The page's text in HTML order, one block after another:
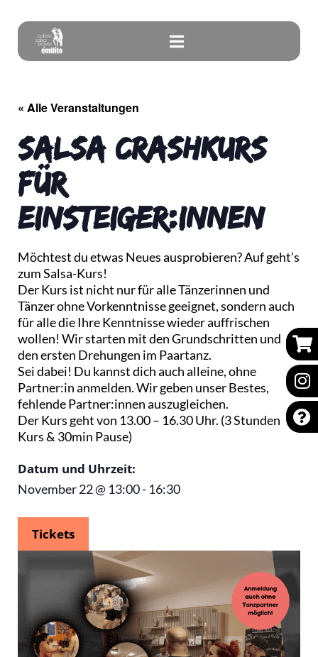
« Alle Veranstaltungen
Salsa Crashkurs
für
Einsteiger:innen
Möchtest du etwas Neues ausprobieren? Auf geht’s
zum Salsa-Kurs!
Der Kurs ist nicht nur für alle Tänzerinnen und
Tänzer ohne Vorkenntnisse geeignet, sondern auch
für alle die Ihre Kenntnisse wieder auffrischen
wollen! Wir starten mit den Grundschritten und
den ersten Drehungen im Paartanz.
Sei dabei! Du kannst dich auch alleine, ohne
Partner:in anmelden. Wir geben unser Bestes,
fehlende Partner:innen auszugleichen.
Der Kurs geht von 13.00 – 16.30 Uhr. (3 Stunden
Kurs & 30min Pause)
Datum und Uhrzeit:
November 22@ 13:00- 16:30
Tickets